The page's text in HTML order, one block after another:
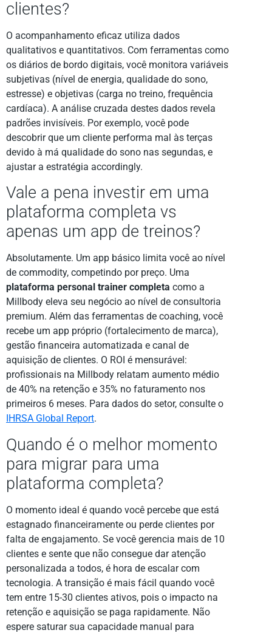
clientes?
O acompanhamento eficaz utiliza dados
qualitativos e quantitativos. Com ferramentas como
os diários de bordo digitais, você monitora variáveis
subjetivas (nível de energia, qualidade do sono,
estresse) e objetivas (carga no treino, frequência
cardíaca). A análise cruzada destes dados revela
padrões invisíveis. Por exemplo, você pode
descobrir que um cliente performa mal às terças
devido à má qualidade do sono nas segundas, e
ajustar a estratégia accordingly.
Vale a pena investir em uma
plataforma completa vs
apenas um app de treinos?
Absolutamente. Um app básico limita você ao nível
de commodity, competindo por preço. Uma
plataforma personal trainer completa como a
Millbody eleva seu negócio ao nível de consultoria
premium. Além das ferramentas de coaching, você
recebe um app próprio (fortalecimento de marca),
gestão financeira automatizada e canal de
aquisição de clientes. O ROI é mensurável:
profissionais na Millbody relatam aumento médio
de 40% na retenção e 35% no faturamento nos
primeiros 6 meses. Para dados do setor, consulte o
IHRSA Global Report.
Quando é o melhor momento
para migrar para uma
plataforma completa?
O momento ideal é quando você percebe que está
estagnado financeiramente ou perde clientes por
falta de engajamento. Se você gerencia mais de 10
clientes e sente que não consegue dar atenção
personalizada a todos, é hora de escalar com
tecnologia. A transição é mais fácil quando você
tem entre 15-30 clientes ativos, pois o impacto na
retenção e aquisição se paga rapidamente. Não
espere saturar sua capacidade manual para